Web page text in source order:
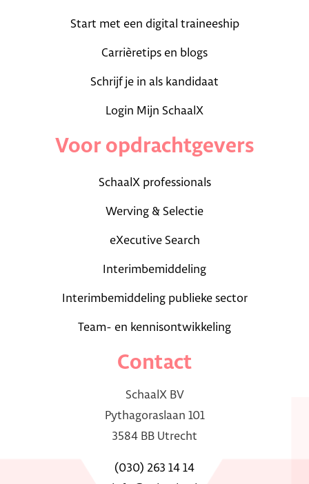
Start met een digital traineeship
Carrièretips en blogs
Schrijf je in als kandidaat
Login Mijn SchaalX
Voor opdrachtgevers
SchaalX professionals
Werving & Selectie
eXecutive Search
Interimbemiddeling
Interimbemiddeling publieke sector
Team- en kennisontwikkeling
Contact
SchaalX BV
Pythagoraslaan 101
3584 BB Utrecht
(030) 263 14 14